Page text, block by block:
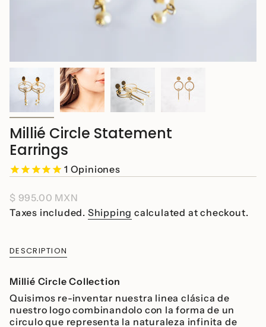
Millié Circle Statement
Earrings
1 Opiniones
Regular
price
$ 995.00 MXN
Taxes included. Shipping calculated at checkout.
DESCRIPTION
Millié Circle Collection
Quisimos re-inventar nuestra linea clásica de
nuestro logo combinandolo con la forma de un
circulo que representa la naturaleza infinita de